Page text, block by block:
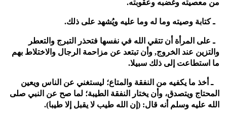
من معصيته وغضبه وعقوبته.
6ـ على المرأة أن تتقي الله في نفسها فتحذر التبرج والتعطر
والتزين عند الخروج, وأن تبتعد عن مزاحمة الرجال والاختلاط بهم
ما استطاعت إلى ذلك سبيلا.
7 ـ أخذ ما يكفيه من النفقة والمتاع؛ ليستغني عن الناس ويعين
المحتاج ويتصدق، وأن يختار النفقة الطيبة؛ لما صح عن النبي صلى
الله عليه وسلم أنه قال: (إن الله طيب لا يقبل إلا طيبا).